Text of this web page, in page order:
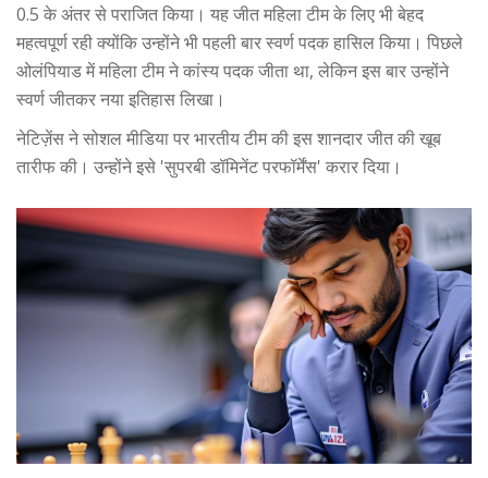
0.5 के अंतर से पराजित किया। यह जीत महिला टीम के लिए भी बेहद
महत्वपूर्ण रही क्योंकि उन्होंने भी पहली बार स्वर्ण पदक हासिल किया। पिछले
ओलंपियाड में महिला टीम ने कांस्य पदक जीता था, लेकिन इस बार उन्होंने
स्वर्ण जीतकर नया इतिहास लिखा।
नेटिज़ेंस ने सोशल मीडिया पर भारतीय टीम की इस शानदार जीत की खूब
तारीफ की। उन्होंने इसे 'सुपरबी डॉमिनेंट परफॉर्मेंस' करार दिया।